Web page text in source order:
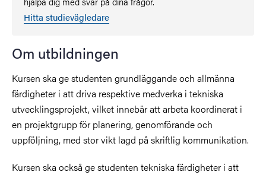
Hitta studievägledare
Om utbildningen
Kursen ska ge studenten grundläggande och allmänna
färdigheter i att driva respektive medverka i tekniska
utvecklingsprojekt, vilket innebär att arbeta koordinerat i
en projektgrupp för planering, genomförande och
uppföljning, med stor vikt lagd på skriftlig kommunikation.
Kursen ska också ge studenten tekniska färdigheter i att